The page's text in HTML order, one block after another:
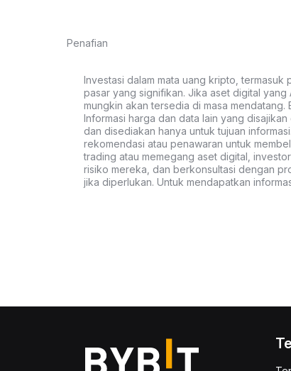
Penafian
Investasi dalam mata uang kripto,
pasar yang signifikan. Jika aset digital
mungkin akan tersedia di masa
Informasi harga dan data lain yang
dan disediakan hanya untuk tujuan
rekomendasi atau penawaran untuk
trading atau memegang aset digital,
risiko mereka, dan berkonsultasi dengan
jika diperlukan. Untuk mendapatkan